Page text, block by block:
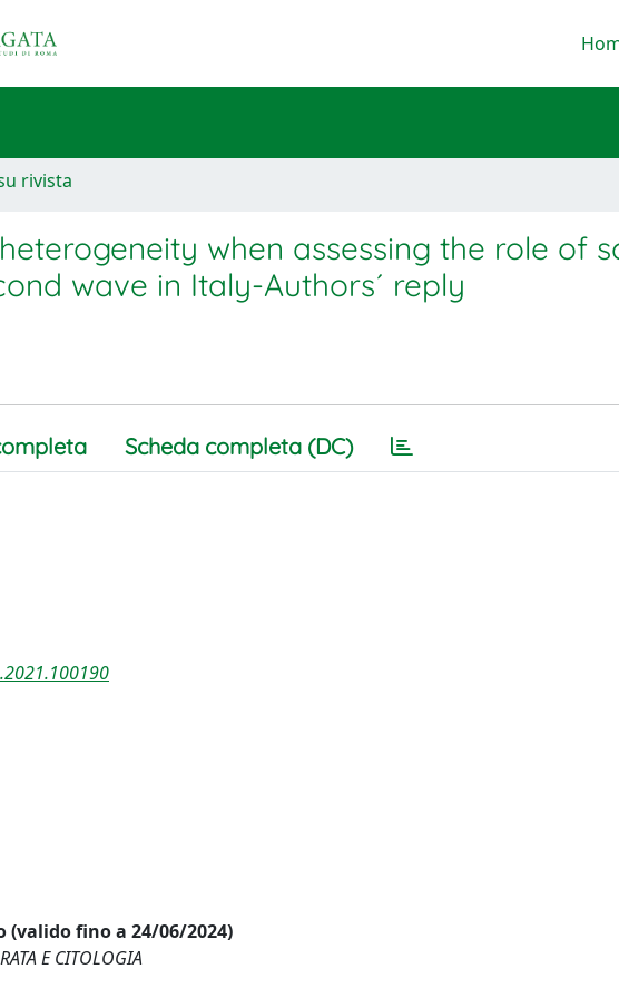
rivista
when assessing the role of
wave in Italy-Authors´ reply
Scheda completa (DC)
fino a 24/06/2024)
E CITOLOGIA